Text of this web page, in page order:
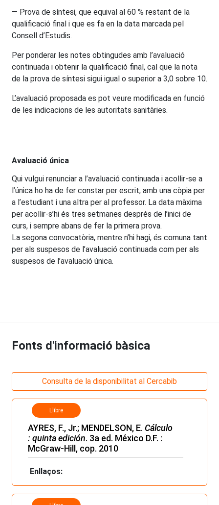
— Prova de síntesi, que equival al 60 % restant de la
qualificació final i que es fa en la data marcada pel
Consell d’Estudis.
Per ponderar les notes obtingudes amb l’avaluació
continuada i obtenir la qualificació final, cal que la nota
de la prova de síntesi sigui igual o superior a 3,0 sobre 10.
L’avaluació proposada es pot veure modificada en funció
de les indicacions de les autoritats sanitàries.
Avaluació única
Qui vulgui renunciar a l’avaluació continuada i acollir-se a
l’única ho ha de fer constar per escrit, amb una còpia per
a l’estudiant i una altra per al professor. La data màxima
per acollir-s’hi és tres setmanes després de l’inici de
curs, i sempre abans de fer la primera prova.
La segona convocatòria, mentre n’hi hagi, és comuna tant
per als suspesos de l’avaluació continuada com per als
suspesos de l’avaluació única.
Fonts d'informació bàsica
Consulta de la disponibilitat al Cercabib
Llibre
AYRES, F., Jr.; MENDELSON, E. Cálculo
: quinta edición. 3a ed. México D.F. :
McGraw-Hill, cop. 2010
Enllaços: